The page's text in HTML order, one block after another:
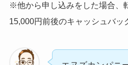
※他から申し込みをした場合、
15,000円前後のキャッシュバッ